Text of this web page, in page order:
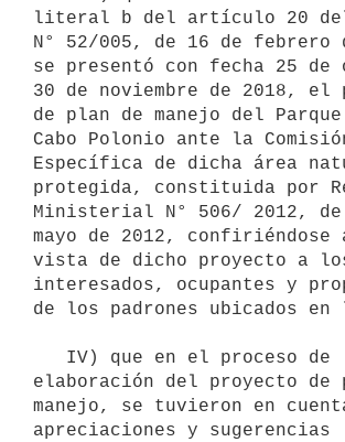
literal b del artículo 20 del
N° 52/005, de 16 de febrero
se presentó con fecha 25 de
30 de noviembre de 2018, el
de plan de manejo del
Cabo Polonio ante la
Específica de dicha área
protegida, constituida por
Ministerial N° 506/ 2012, de
mayo de 2012, confiriéndose
vista de dicho proyecto a
interesados, ocupantes y
de los padrones ubicados en
elaboración del proyecto de
manejo, se tuvieron en
apreciaciones y sugerencias